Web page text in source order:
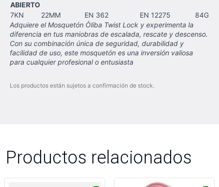
ABIERTO
7KN 22MM EN 362 EN 12275
84G
Adquiere el Mosquetón Òliba Twist Lock y experimenta la
diferencia en tus maniobras de escalada, rescate y descenso.
Con su combinación única de seguridad, durabilidad y
facilidad de uso, este mosquetón es una inversión valiosa
para cualquier profesional o entusiasta
Los productos están sujetos a confirmación de stock.
Productos relacionados